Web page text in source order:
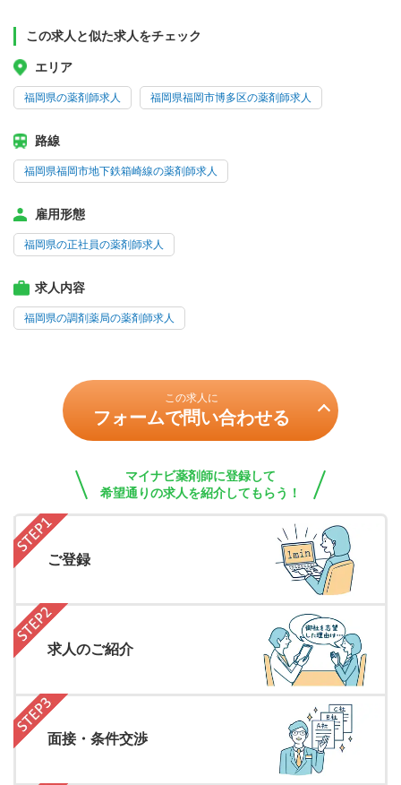
この求人と似た求人をチェック
エリア
福岡県の薬剤師求人 福岡県福岡市博多区の薬剤師求人
路線
福岡県福岡市地下鉄箱崎線の薬剤師求人
雇用形態
福岡県の正社員の薬剤師求人
求人内容
福岡県の調剤薬局の薬剤師求人
この求人に
フォームで問い合わせる
マイナビ薬剤師に登録して
希望通りの求人を紹介してもらう！
ご登録
求人のご紹介
面接・条件交渉